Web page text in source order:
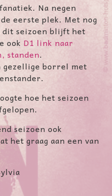
Na negen
eerste plek. Met nog
seizoen blijft het
ook D1 link naar
standen.
gezellige borrel met
hoe het seizoen
seizoen ook
het graag aan een van